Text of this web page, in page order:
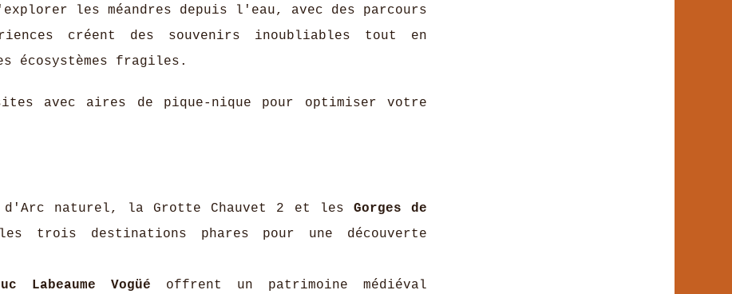
les méandres depuis l'eau, avec des parcours
créent des souvenirs inoubliables tout en
écosystèmes fragiles.
avec aires de pique-nique pour optimiser votre
naturel, la Grotte Chauvet 2 et les Gorges de
trois destinations phares pour une découverte
Labeaume Vogüé offrent un patrimoine médiéval